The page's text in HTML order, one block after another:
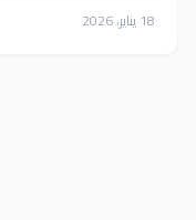
18 يناير، 2026